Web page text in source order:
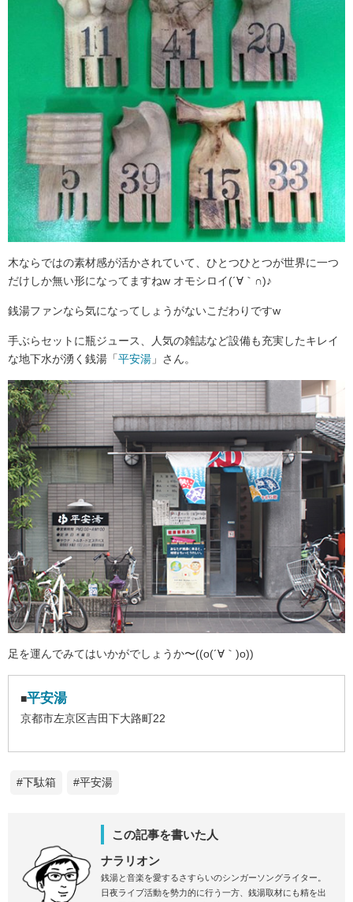
木ならではの素材感が活かされていて、ひとつひとつが世界に一つ
だけしか無い形になってますねw オモシロイ(´∀｀∩)♪
銭湯ファンなら気になってしょうがないこだわりですw
手ぶらセットに瓶ジュース、人気の雑誌など設備も充実したキレイ
な地下水が湧く銭湯「平安湯 」さん。
足を運んでみてはいかがでしょうか〜((o(´∀｀)o))
■平安湯
京都市左京区吉田下大路町22
#下駄箱 #平安湯
この記事を書いた人
ナラリオン
銭湯と音楽を愛するさすらいのシンガーソングライター。
日夜ライブ活動を勢力的に行う一方、銭湯取材にも精を出